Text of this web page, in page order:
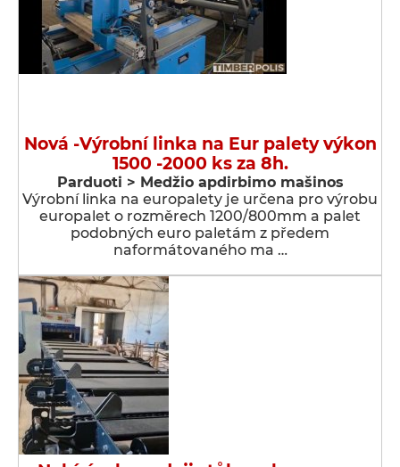
Nová -Výrobní linka na Eur palety výkon
1500 -2000 ks za 8h.
Parduoti > Medžio apdirbimo mašinos
Výrobní linka na europalety je určena pro výrobu
europalet o rozměrech 1200/800mm a palet
podobných euro paletám z předem
naformátovaného ma …